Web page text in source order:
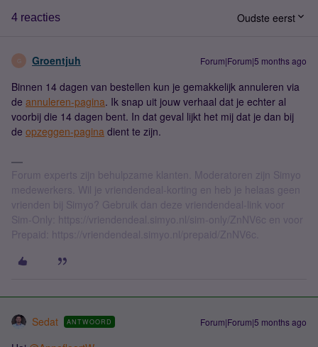
4 reacties Oudste eerst
G Groentjuh Forum|Forum|5 months ago
Binnen 14 dagen van bestellen kun je gemakkelijk annuleren via
de annuleren-pagina. Ik snap uit jouw verhaal dat je echter al
voorbij die 14 dagen bent. In dat geval lijkt het mij dat je dan bij
de opzeggen-pagina dient te zijn.
Forum experts zijn behulpzame klanten. Moderatoren zijn Simyo
medewerkers. Wil je vriendendeal-korting en heb je helaas geen
vrienden bij Simyo? Gebruik dan deze vriendendeal-link voor
Sim-Only: https://vriendendeal.simyo.nl/sim-only/ZnNV6c en voor
Prepaid: https://vriendendeal.simyo.nl/prepaid/ZnNV6c.
Sedat ANTWOORD Forum|Forum|5 months ago